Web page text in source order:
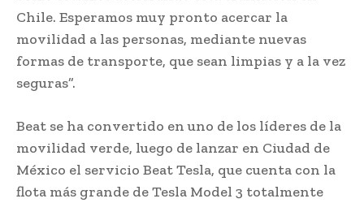
Chile. Esperamos muy pronto acercar la
movilidad a las personas, mediante nuevas
formas de transporte, que sean limpias y a la vez
seguras”.
Beat se ha convertido en uno de los líderes de la
movilidad verde, luego de lanzar en Ciudad de
México el servicio Beat Tesla, que cuenta con la
flota más grande de Tesla Model 3 totalmente